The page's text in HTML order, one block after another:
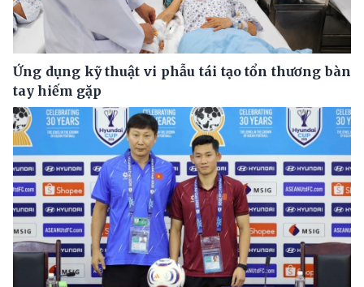
Ứng dụng kỹ thuật vi phẫu tái tạo tổn thương bàn
tay hiếm gặp